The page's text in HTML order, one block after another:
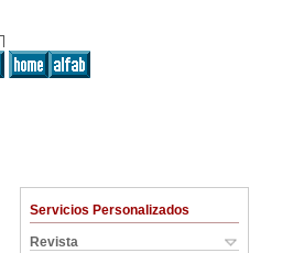
Servicios Personalizados
Revista